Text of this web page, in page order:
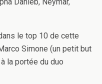
le top 10 de cette
Simone (un petit but
la portée du duo